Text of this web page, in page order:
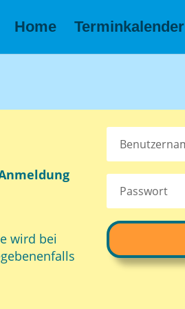
Home Terminkalender
bei